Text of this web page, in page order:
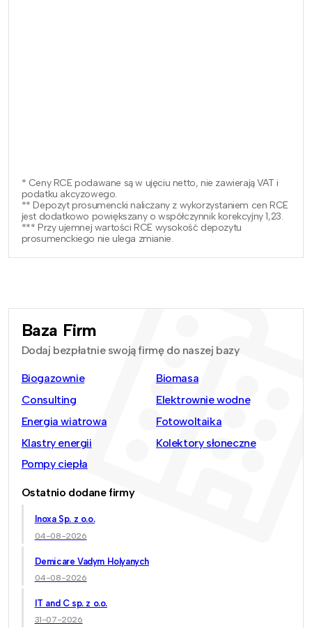
* Ceny RCE podawane są w ujęciu netto, nie zawierają VAT i
podatku akcyzowego.
** Depozyt prosumencki naliczany z wykorzystaniem cen RCE
jest dodatkowo powiększany o współczynnik korekcyjny 1,23.
*** Przy ujemnej wartości RCE wysokość depozytu
prosumenckiego nie ulega zmianie.
Baza Firm
Dodaj bezpłatnie swoją firmę do naszej bazy
Biogazownie
Biomasa
Consulting
Elektrownie wodne
Energia wiatrowa
Fotowoltaika
Klastry energii
Kolektory słoneczne
Pompy ciepła
Ostatnio dodane firmy
Inoxa Sp. z o.o.
04-08-2026
Demicare Vadym Holyanych
04-08-2026
IT and C sp. z o.o.
31-07-2026